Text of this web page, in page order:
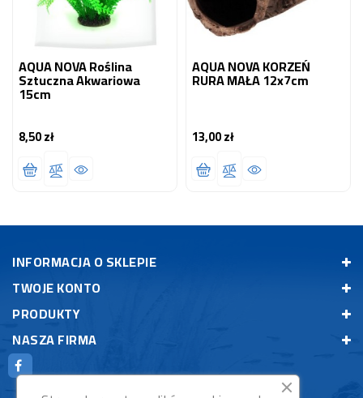
AQUA NOVA Roślina
Sztuczna Akwariowa
15cm
8,50 złCena
AQUA NOVA KORZEŃ
RURA MAŁA 12x7cm
13,00 złCena
INFORMACJA O SKLEPIE
TWOJE KONTO
PRODUKTY
NASZA FIRMA